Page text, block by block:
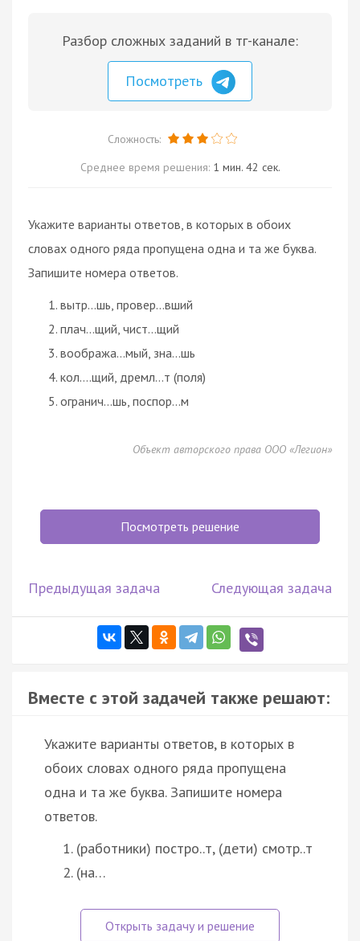
Разбор сложных заданий в тг-канале:
Посмотреть
Сложность:
Среднее время решения: 1 мин. 42 сек.
Укажите варианты ответов, в которых в обоих
словах одного ряда пропущена одна и та же буква.
Запишите номера ответов.
вытр…шь, провер…вший
плач…щий, чист…щий
вообража…мый, зна…шь
кол….щий, дремл…т (поля)
огранич…шь, поспор…м
Объект авторского права ООО «Легион»
Посмотреть решение
Предыдущая задача Следующая задача
Вместе с этой задачей также решают:
Укажите варианты ответов, в которых в
обоих словах одного ряда пропущена
одна и та же буква. Запишите номера
ответов.
(работники) постро..т, (дети) смотр..т
(на…